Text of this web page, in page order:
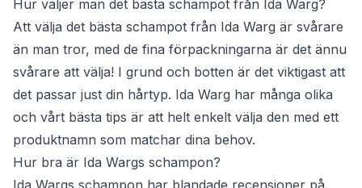
Hur väljer man det bästa schampot från Ida Warg?
Att välja det bästa schampot från Ida Warg är svårare
än man tror, med de fina förpackningarna är det ännu
svårare att välja! I grund och botten är det viktigast att
det passar just din hårtyp. Ida Warg har många olika
och vårt bästa tips är att helt enkelt välja den med ett
produktnamn som matchar dina behov.
Hur bra är Ida Wargs schampon?